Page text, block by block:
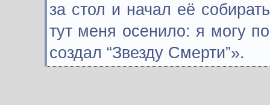
за стол и начал её
тут меня осенило: я могу
создал “Звезду Смерти”».